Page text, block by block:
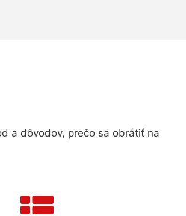
a dôvodov, prečo sa obrátiť na